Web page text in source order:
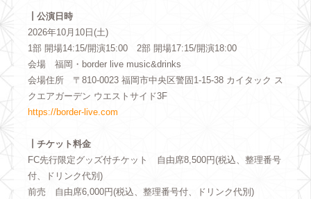
┃公演日時
2026年10月10日(土)
1部 開場14:15/開演15:00 2部 開場17:15/開演18:00
会場 福岡・border live music&drinks
会場住所 〒810-0023 福岡市中央区警固1-15-38 カイタック ス
クエアガーデン ウエストサイド3F
https://border-live.com
┃チケット料金
FC先行限定グッズ付チケット 自由席8,500円(税込、整理番号
付、ドリンク代別)
前売 自由席6,000円(税込、整理番号付、ドリンク代別)